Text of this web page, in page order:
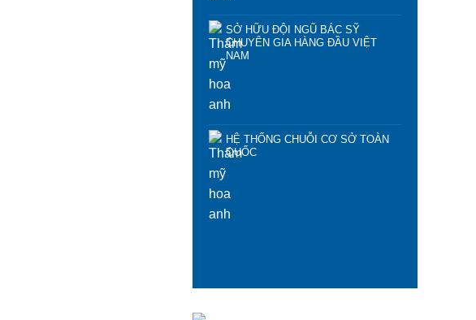
SỞ HỮU ĐỘI NGŨ BÁC SỸ
CHUYÊN GIA HÀNG ĐẦU VIỆT
NAM
HỆ THỐNG CHUỖI CƠ SỞ TOÀN
QUỐC